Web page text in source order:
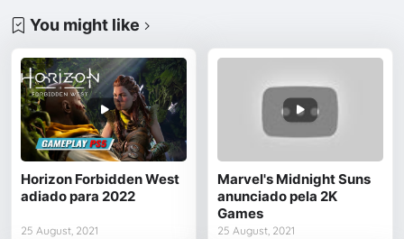
You might like
Horizon Forbidden West
adiado para 2022
25 August, 2021
Marvel's Midnight Suns
anunciado pela 2K
Games
25 August, 2021